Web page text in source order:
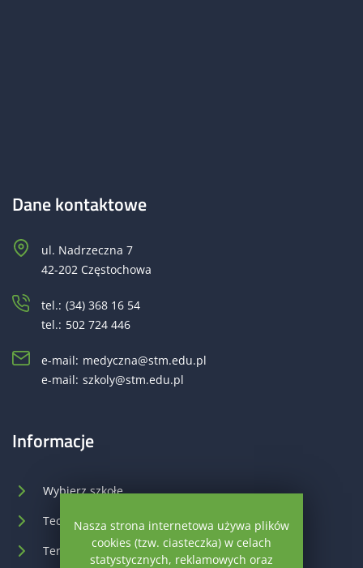
Dane kontaktowe
ul. Nadrzeczna 7
42-202 Częstochowa
tel.: (34) 368 16 54
tel.: 502 724 446
e-mail: medyczna@stm.edu.pl
e-mail: szkoly@stm.edu.pl
Informacje
Wybierz szkołę
Technik masażysta
Terapeuta zajęciowy
Nasza strona internetowa używa plików
cookies (tzw. ciasteczka) w celach
statystycznych, reklamowych oraz